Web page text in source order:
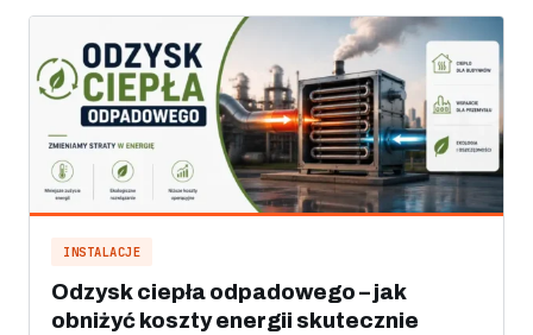
INSTALACJE
Odzysk ciepła odpadowego – jak
obniżyć koszty energii skutecznie